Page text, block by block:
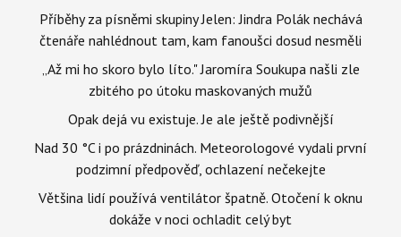
Příběhy za písněmi skupiny Jelen: Jindra Polák nechává
čtenáře nahlédnout tam, kam fanoušci dosud nesměli
„Až mi ho skoro bylo líto." Jaromíra Soukupa našli zle
zbitého po útoku maskovaných mužů
Opak dejá vu existuje. Je ale ještě podivnější
Nad 30 °C i po prázdninách. Meteorologové vydali první
podzimní předpověď, ochlazení nečekejte
Většina lidí používá ventilátor špatně. Otočení k oknu
dokáže v noci ochladit celý byt